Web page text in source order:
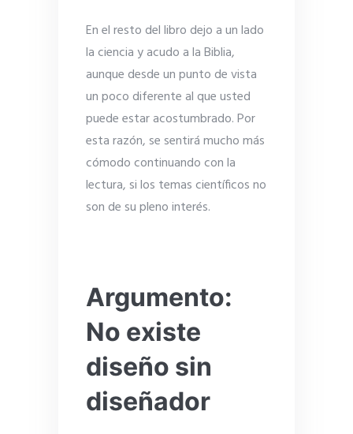
En el resto del libro dejo a un lado
la ciencia y acudo a la Biblia,
aunque desde un punto de vista
un poco diferente al que usted
puede estar acostumbrado. Por
esta razón, se sentirá mucho más
cómodo continuando con la
lectura, si los temas científicos no
son de su pleno interés.
Argumento:
No existe
diseño sin
diseñador